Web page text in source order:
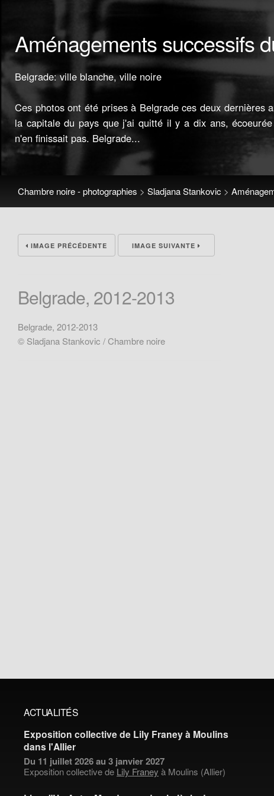
Aménagements successifs
Belgrade: ville blanche, ville noire
Ces photos ont été prises à Belgrade ces deux dernières
la capitale du pays que j'ai quitté il y a dix ans,
n'en finissait pas. Belgrade...
Chambre noire - photographies > Sladjana Stankovic >
IMAGE PRÉCÉDENTE IMAGE SUIVANTE
Belgrade, 2012-2013
Belgrade, 2012-2013
© Sladjana Stankovic / Chambre noire
ACTUALITÉS
Exposition collective de Lily Franey à Moulins
dans l'Allier
Du 11 juillet 2026 au 3 janvier 2027
Exposition collective de Lily Franey à Moulins (Allier)